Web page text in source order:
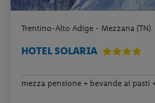
Trentino-Alto Adige - Mezzana (TN)
HOTEL SOLARIA
mezza pensione + bevande ai